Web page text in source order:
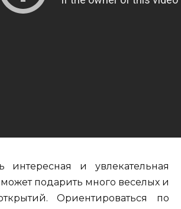
и увлекательная
подарить много веселых и
Ориентироваться по